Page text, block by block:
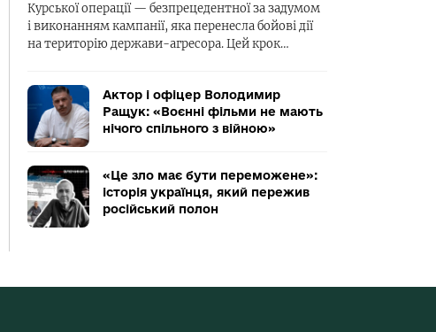
Курської операції — безпрецедентної за задумом
і виконанням кампанії, яка перенесла бойові дії
на територію держави-агресора. Цей крок…
Актор і офіцер Володимир
Ращук: «Воєнні фільми не мають
нічого спільного з війною»
«Це зло має бути переможене»:
історія українця, який пережив
російський полон